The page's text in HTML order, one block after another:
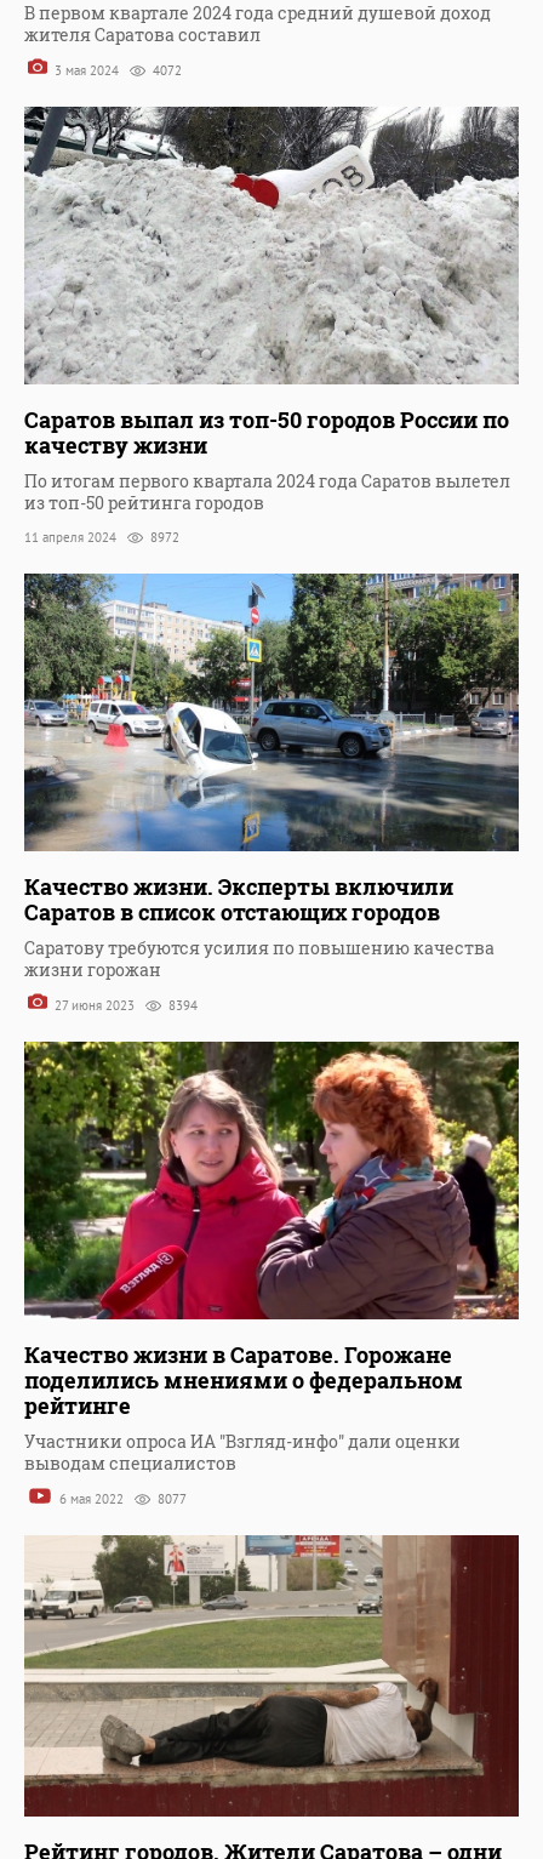
В первом квартале 2024 года средний душевой доход
жителя Саратова составил
3 мая 2024 4072
Саратов выпал из топ-50 городов России по
качеству жизни
По итогам первого квартала 2024 года Саратов вылетел
из топ-50 рейтинга городов
11 апреля 2024 8972
Качество жизни. Эксперты включили
Саратов в список отстающих городов
Саратову требуются усилия по повышению качества
жизни горожан
27 июня 2023 8394
Качество жизни в Саратове. Горожане
поделились мнениями о федеральном
рейтинге
Участники опроса ИА "Взгляд-инфо" дали оценки
выводам специалистов
6 мая 2022 8077
Рейтинг городов. Жители Саратова – одни